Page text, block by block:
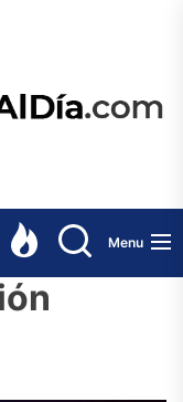
Menu